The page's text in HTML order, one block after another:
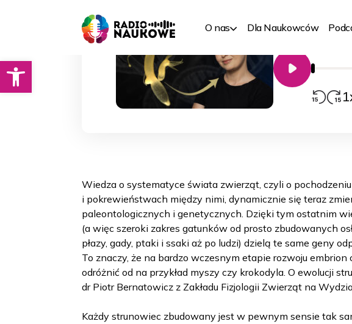
Otwórz pasek narzędzi
O nas Dla Naukowców
Nr 212 15/08/
Wiedza o systematyce świata zwierząt, czyli o
i pokrewieństwach między nimi, dynamicznie się teraz
paleontologicznych i genetycznych. Dzięki tym ostatnim
(a więc szeroki zakres gatunków od prosto zbudowanych
płazy, gady, ptaki i ssaki aż po ludzi) dzielą te same geny
To znaczy, że na bardzo wczesnym etapie rozwoju embrion
odróżnić od na przykład myszy czy krokodyla. O ewolucji
dr Piotr Bernatowicz z Zakładu Fizjologii Zwierząt na
Każdy strunowiec zbudowany jest w pewnym sensie tak